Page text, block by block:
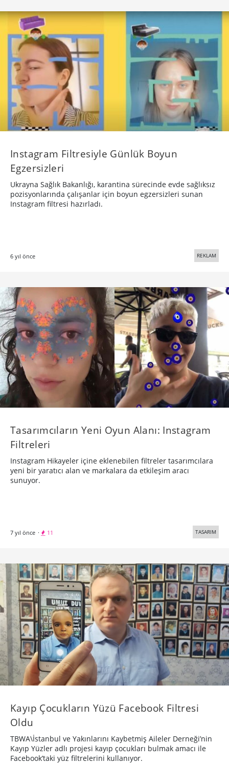
Instagram Filtresiyle Günlük Boyun
Egzersizleri
Ukrayna Sağlık Bakanlığı, karantina sürecinde evde sağlıksız
pozisyonlarında çalışanlar için boyun egzersizleri sunan
Instagram filtresi hazırladı.
6 yıl önce REKLAM
Tasarımcıların Yeni Oyun Alanı: Instagram
Filtreleri
Instagram Hikayeler içine eklenebilen filtreler tasarımcılara
yeni bir yaratıcı alan ve markalara da etkileşim aracı
sunuyor.
7 yıl önce · 11 TASARIM
Kayıp Çocukların Yüzü Facebook Filtresi
Oldu
TBWA\İstanbul ve Yakınlarını Kaybetmiş Aileler Derneği’nin
Kayıp Yüzler adlı projesi kayıp çocukları bulmak amacı ile
Facebook’taki yüz filtrelerini kullanıyor.